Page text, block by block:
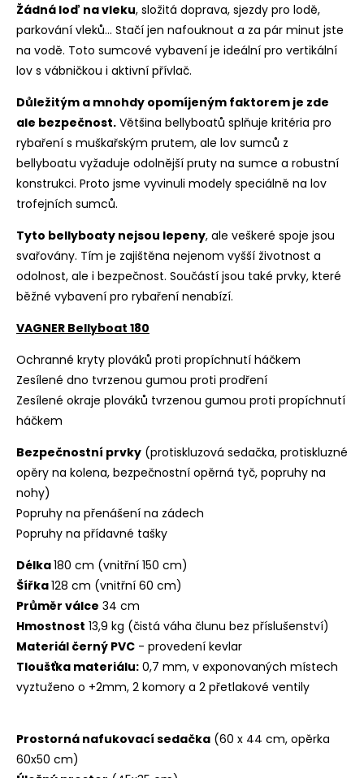
Žádná loď na vleku, složitá doprava, sjezdy pro lodě,
parkování vleků… Stačí jen nafouknout a za pár minut jste
na vodě. Toto sumcové vybavení je ideální pro vertikální
lov s vábničkou i aktivní přívlač.
Důležitým a mnohdy opomíjeným faktorem je zde
ale bezpečnost. Většina bellyboatů splňuje kritéria pro
rybaření s muškařským prutem, ale lov sumců z
bellyboatu vyžaduje odolnější pruty na sumce a robustní
konstrukci. Proto jsme vyvinuli modely speciálně na lov
trofejních sumců.
Tyto bellyboaty nejsou lepeny, ale veškeré spoje jsou
svařovány. Tím je zajištěna nejenom vyšší životnost a
odolnost, ale i bezpečnost. Součástí jsou také prvky, které
běžné vybavení pro rybaření nenabízí.
VAGNER Bellyboat 180
Ochranné kryty plováků proti propíchnutí háčkem
Zesílené dno tvrzenou gumou proti prodření
Zesílené okraje plováků tvrzenou gumou proti propíchnutí
háčkem
Bezpečnostní prvky (protiskluzová sedačka, protiskluzné
opěry na kolena, bezpečnostní opěrná tyč, popruhy na
nohy)
Popruhy na přenášení na zádech
Popruhy na přídavné tašky
Délka180 cm (vnitřní 150 cm)
Šířka128 cm (vnitřní 60 cm)
Průměr válce 34 cm
Hmostnost 13,9 kg (čistá váha člunu bez příslušenství)
Materiál černý PVC - provedení kevlar
Tloušťka materiálu: 0,7 mm, v exponovaných místech
vyztuženo o +2mm, 2 komory a 2 přetlakové ventily
Prostorná nafukovací sedačka (60 x 44 cm, opěrka
60x50 cm)